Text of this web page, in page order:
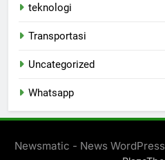
teknologi
Transportasi
Uncategorized
Whatsapp
Newsmatic - News